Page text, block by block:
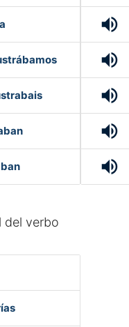
volume_up
volume_up
volume_up
volume_up
volume_up
del verbo